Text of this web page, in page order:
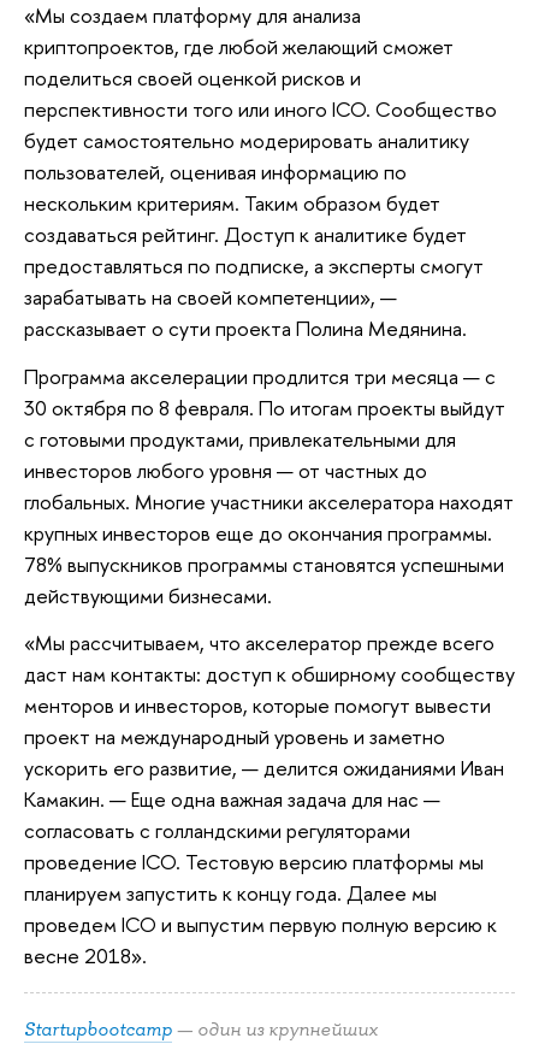
«Мы создаем платформу для анализа
криптопроектов, где любой желающий сможет
поделиться своей оценкой рисков и
перспективности того или иного ICO. Сообщество
будет самостоятельно модерировать аналитику
пользователей, оценивая информацию по
нескольким критериям. Таким образом будет
создаваться рейтинг. Доступ к аналитике будет
предоставляться по подписке, а эксперты смогут
зарабатывать на своей компетенции», —
рассказывает о сути проекта Полина Медянина.
Программа акселерации продлится три месяца — с
30 октября по 8 февраля. По итогам проекты выйдут
с готовыми продуктами, привлекательными для
инвесторов любого уровня — от частных до
глобальных. Многие участники акселератора находят
крупных инвесторов еще до окончания программы.
78% выпускников программы становятся успешными
действующими бизнесами.
«Мы рассчитываем, что акселератор прежде всего
даст нам контакты: доступ к обширному сообществу
менторов и инвесторов, которые помогут вывести
проект на международный уровень и заметно
ускорить его развитие, — делится ожиданиями Иван
Камакин. — Еще одна важная задача для нас —
согласовать с голландскими регуляторами
проведение ICO. Тестовую версию платформы мы
планируем запустить к концу года. Далее мы
проведем ICO и выпустим первую полную версию к
весне 2018».
Startupbootcamp — один из крупнейших